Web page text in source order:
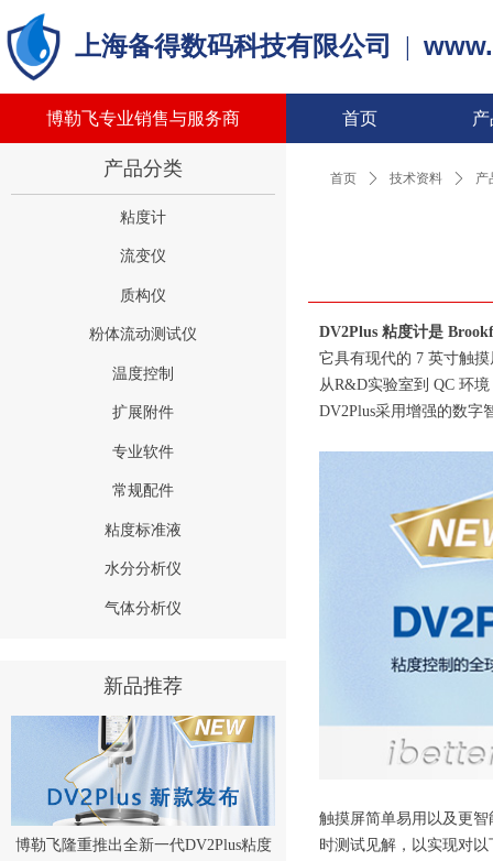
上海备得数码科技有限公司 |
首页
博勒飞专业销售与服务商
首页 ꄲ 技术资料 ꄲ 产
DV2Plus 粘度计是
它具有现代的 7 英寸触
从R&D实验室到 QC 环
DV2Plus采用增强的数字
触摸屏简单易用以及更
时测试见解，以实现对
粘度计
流变仪
质构仪
粉体流动测试仪
温度控制
扩展附件
专业软件
常规配件
粘度标准液
水分分析仪
气体分析仪
产品分类
新品推荐
博勒飞隆重推出全新一代DV2Plus粘度